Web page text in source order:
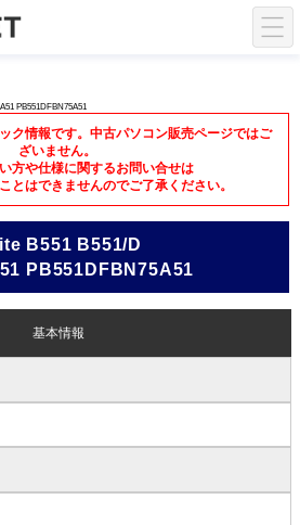
PB551DFBN75A51
ク情報です。中古パソコン販売ページではご
ざいません。
方や仕様に関するお問い合せは
とはできませんのでご了承ください。
B551 B551/D
PB551DFBN75A51
基本情報